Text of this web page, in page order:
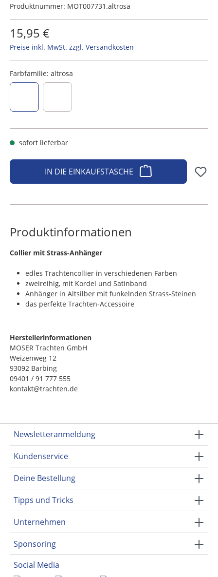
Produktnummer: MOT007731.altrosa
15,95 €
Preise inkl. MwSt. zzgl. Versandkosten
Farbfamilie: altrosa
sofort lieferbar
IN DIE EINKAUFSTASCHE
Produktinformationen
​Collier mit Strass-Anhänger
edles Trachtencollier in verschiedenen Farben
zweireihig, mit Kordel und Satinband
Anhänger in Altsilber mit funkelnden Strass-Steinen
das perfekte Trachten-Accessoire
Herstellerinformationen
MOSER Trachten GmbH
Weizenweg 12
93092 Barbing
09401 / 91 777 555
kontakt@trachten.de
Newsletteranmeldung
Kundenservice
Deine Bestellung
Tipps und Tricks
Unternehmen
Sponsoring
Social Media